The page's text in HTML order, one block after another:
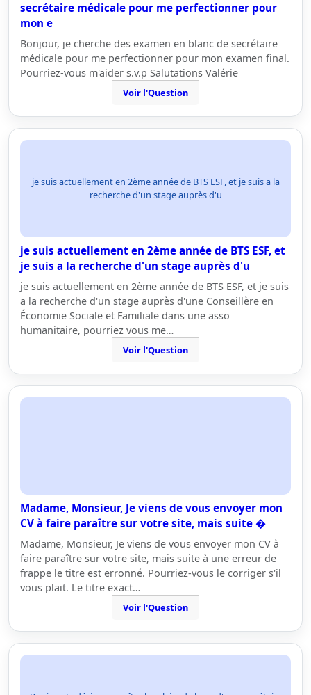
secrétaire médicale pour me perfectionner pour
mon e
Bonjour, je cherche des examen en blanc de secrétaire
médicale pour me perfectionner pour mon examen final.
Pourriez-vous m'aider s.v.p Salutations Valérie
Voir l'Question
je suis actuellement en 2ème année de BTS ESF, et je suis a la
recherche d'un stage auprès d'u
je suis actuellement en 2ème année de BTS ESF, et
je suis a la recherche d'un stage auprès d'u
je suis actuellement en 2ème année de BTS ESF, et je suis
a la recherche d'un stage auprès d'une Conseillère en
Économie Sociale et Familiale dans une asso
humanitaire, pourriez vous me…
Voir l'Question
Madame, Monsieur, Je viens de vous envoyer mon
CV à faire paraître sur votre site, mais suite �
Madame, Monsieur, Je viens de vous envoyer mon CV à
faire paraître sur votre site, mais suite à une erreur de
frappe le titre est erronné. Pourriez-vous le corriger s'il
vous plait. Le titre exact…
Voir l'Question